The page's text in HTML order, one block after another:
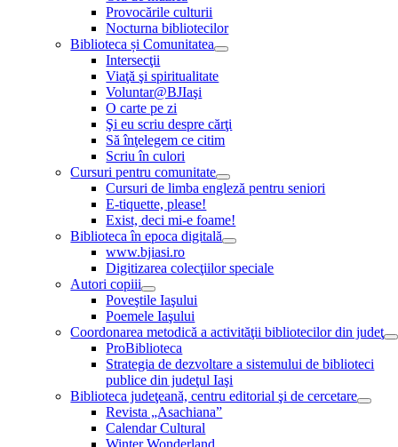
Provocările culturii
Nocturna bibliotecilor
Biblioteca și Comunitatea
Intersecţii
Viaţă şi spiritualitate
Voluntar@BJIaşi
O carte pe zi
Şi eu scriu despre cărţi
Să înţelegem ce citim
Scriu în culori
Cursuri pentru comunitate
Cursuri de limba engleză pentru seniori
E-tiquette, please!
Exist, deci mi-e foame!
Biblioteca în epoca digitală
www.bjiasi.ro
Digitizarea colecţiilor speciale
Autori copiii
Poveştile Iaşului
Poemele Iaşului
Coordonarea metodică a activităţii bibliotecilor din judeţ
ProBiblioteca
Strategia de dezvoltare a sistemului de biblioteci
publice din judeţul Iaşi
Biblioteca judeţeană, centru editorial şi de cercetare
Revista „Asachiana”
Calendar Cultural